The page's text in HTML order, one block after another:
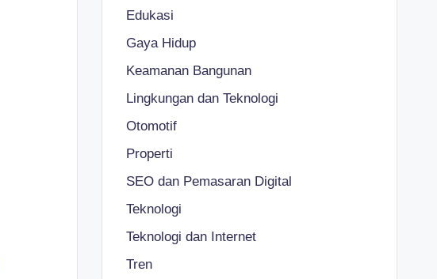
Edukasi
Gaya Hidup
Keamanan Bangunan
Lingkungan dan Teknologi
Otomotif
Properti
SEO dan Pemasaran Digital
Teknologi
Teknologi dan Internet
Tren